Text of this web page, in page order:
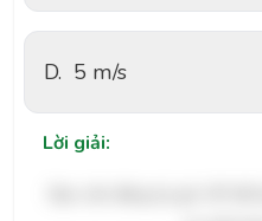
D. 5 m/s
Lời giải: